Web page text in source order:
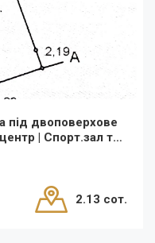
під двоповерхове
| Спорт.зал та
2.13 сот.